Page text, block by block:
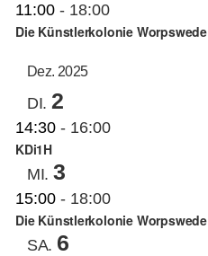
11:00 - 18:00
Die Künstlerkolonie Worpswede
Dez. 2025
DI. 2
14:30 - 16:00
KDi1H
MI. 3
15:00 - 18:00
Die Künstlerkolonie Worpswede
SA. 6